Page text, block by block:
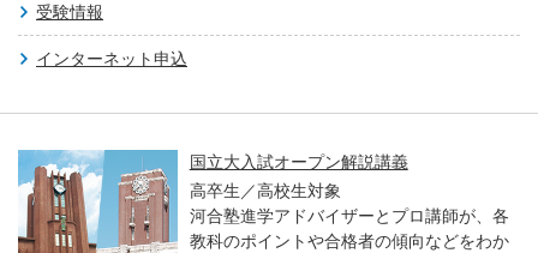
受験情報
インターネット申込
国立大入試オープン解説講義
高卒生／高校生対象
河合塾進学アドバイザーとプロ講師が、各
教科のポイントや合格者の傾向などをわか